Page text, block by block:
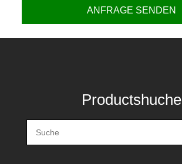
ANFRAGE SENDEN
Productshuche